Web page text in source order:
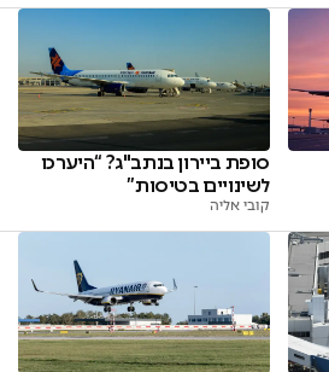
סופת ביירון בנתב"ג? “היערכו
לשינויים בטיסות”
קובי אליה